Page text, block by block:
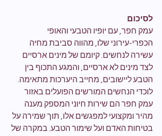
לסיכום
עמק חפר, עם יופיו הטבעי והאופי
הכפרי-עירוני שלו, מהווה סביבת מחיה
עשירה לנחשים. קיומם של מינים ארסיים
לצד מינים לא ארסיים, והמגע התכוף בין
הטבע ליישובים, מחייב היערכות מתאימה.
לוכדי הנחשים המורשים הפועלים באזור
עמק חפר הם שירות חיוני המספק מענה
מהיר ומקצועי למפגשים אלו, תוך שמירה על
בטיחות האדם ועל שימור הטבע. במקרה של